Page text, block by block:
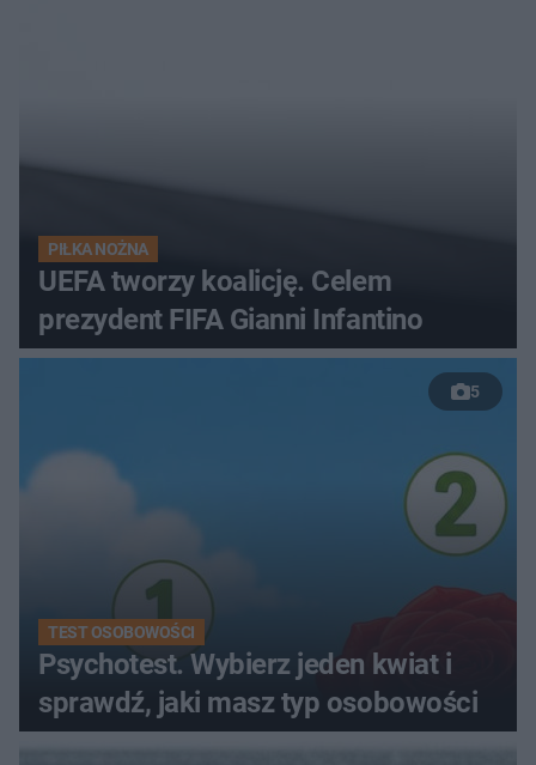
PIŁKA NOŻNA
UEFA tworzy koalicję. Celem
prezydent FIFA Gianni Infantino
5
TEST OSOBOWOŚCI
Psychotest. Wybierz jeden kwiat i
sprawdź, jaki masz typ osobowości